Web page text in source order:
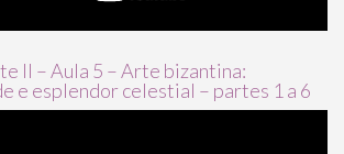
II – Aula 5 – Arte bizantina:
e esplendor celestial – partes 1 a 6